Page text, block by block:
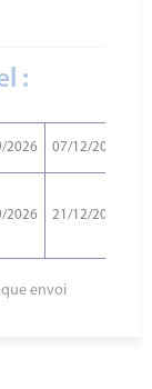
:
2026 07/12/2026
2026 21/12/2026
envoi